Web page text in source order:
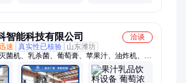
智能科技有限公司
洽谈
速 真实性已核验
山东潍坊
菌机、乳杀菌、葡萄膏、苹果汁、油炸机、肉
萝浆、蒸煮锅、羊酸奶、奶杀菌、巴氏奶、血
牛奶、羊乳粉、导热油、酸牛奶、灌装机、扎